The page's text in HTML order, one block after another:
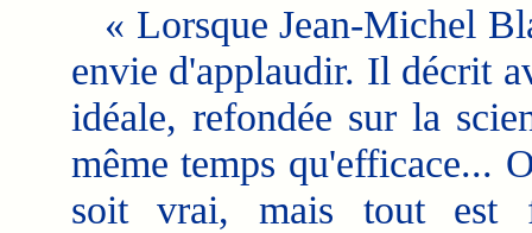
« Lorsque Jean-Michel
envie d'applaudir. Il décrit
idéale, refondée sur la
même temps qu'efficace...
soit vrai, mais tout est